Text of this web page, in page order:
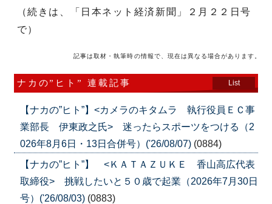
（続きは、「日本ネット経済新聞」２月２２日号
で）
記事は取材・執筆時の情報で、現在は異なる場合があります。
ナカの”ヒト” 連載記事 List
【ナカの”ヒト”】<カメラのキタムラ 執行役員ＥＣ事
業部長 伊東政之氏> 迷ったらスポーツをつける（2
026年8月6日・13日合併号）('26/08/07) (0884)
【ナカの”ヒト”】 <ＫＡＴＡＺＵＫＥ 香山高広代表
取締役> 挑戦したいと５０歳で起業（2026年7月30日
号）('26/08/03) (0883)